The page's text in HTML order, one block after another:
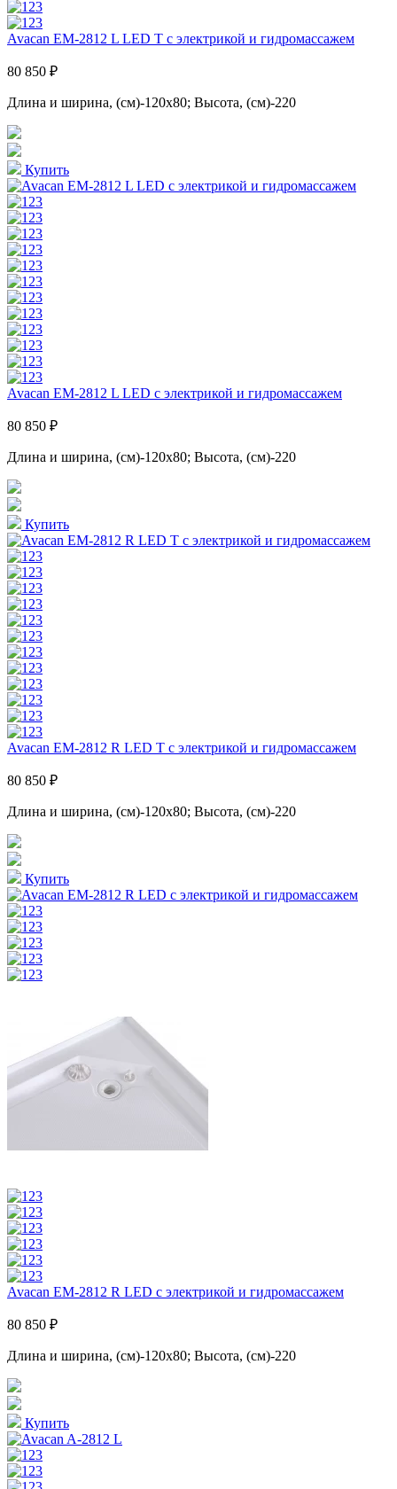
Avacan EM-2812 L LED T с электрикой и гидромассажем
80 850 ₽
Длина и ширина, (см)-120x80; Высота, (см)-220
Купить
Avacan EM-2812 L LED с электрикой и гидромассажем
80 850 ₽
Длина и ширина, (см)-120x80; Высота, (см)-220
Купить
Avacan EM-2812 R LED T с электрикой и гидромассажем
80 850 ₽
Длина и ширина, (см)-120x80; Высота, (см)-220
Купить
Avacan EM-2812 R LED с электрикой и гидромассажем
80 850 ₽
Длина и ширина, (см)-120x80; Высота, (см)-220
Купить